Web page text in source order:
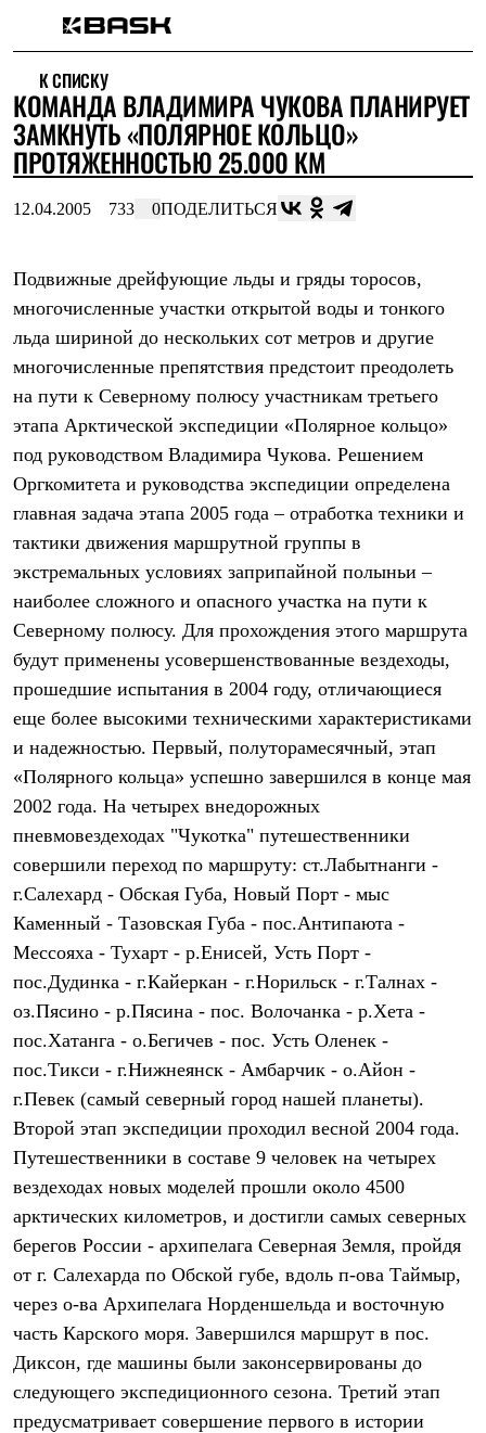
Интернет-магазин
Мужская одежда
Утепленная пухом
Куртки
Брюки
Комбинезоны
Штормовая одежда
Куртки
Софтшелл одежда
Куртки
Брюки
Флисовая одежда
Куртки
Брюки
Жилеты
Термобелье
Теплое термобелье
Легкое термобелье
Лёгкая одежда
Футболки
Толстовки
Брюки
Женская одежда
Утепленная пухом
Куртки
Брюки
Жилеты
Утепленная синтетикой
Брюки
Штормовая одежда
Куртки
Софтшелл одежда
Куртки
Брюки
Рубашки
Футболки
Толстовки
Брюки
Термобелье
Теплое термобелье
Среднее термобелье
Легкое термобелье
Флисовая одежда
Куртки
Брюки
Детская одежда
Утепленная пухом
Комбинезоны
Куртки
Брюки
Утепленная синтетикой
Комбинезоны
Куртки
Лёгкая одежда
Футболки
К СПИСКУ
КОМАНДА ВЛАДИМИРА ЧУКОВА ПЛАНИРУЕТ
ЗАМКНУТЬ «ПОЛЯРНОЕ КОЛЬЦО»
ПРОТЯЖЕННОСТЬЮ 25.000 КМ
12.04.2005 733 0ПОДЕЛИТЬСЯ
Подвижные дрейфующие льды и гряды торосов,
многочисленные участки открытой воды и тонкого
льда шириной до нескольких сот метров и другие
многочисленные препятствия предстоит преодолеть
на пути к Северному полюсу участникам третьего
этапа Арктической экспедиции «Полярное кольцо»
под руководством Владимира Чукова. Решением
Оргкомитета и руководства экспедиции определена
главная задача этапа 2005 года – отработка техники и
тактики движения маршрутной группы в
экстремальных условиях заприпайной полыньи –
наиболее сложного и опасного участка на пути к
Северному полюсу. Для прохождения этого маршрута
будут применены усовершенствованные вездеходы,
прошедшие испытания в 2004 году, отличающиеся
еще более высокими техническими характеристиками
и надежностью. Первый, полуторамесячный, этап
«Полярного кольца» успешно завершился в конце мая
2002 года. На четырех внедорожных
пневмовездеходах "Чукотка" путешественники
совершили переход по маршруту: ст.Лабытнанги -
г.Салехард - Обская Губа, Новый Порт - мыс
Каменный - Тазовская Губа - пос.Антипаюта -
Мессояха - Тухарт - р.Енисей, Усть Порт -
пос.Дудинка - г.Кайеркан - г.Норильск - г.Талнах -
оз.Пясино - р.Пясина - пос. Волочанка - р.Хета -
пос.Хатанга - о.Бегичев - пос. Усть Оленек -
пос.Тикси - г.Нижнеянск - Амбарчик - о.Айон -
г.Певек (самый северный город нашей планеты).
Второй этап экспедиции проходил весной 2004 года.
Путешественники в составе 9 человек на четырех
вездеходах новых моделей прошли около 4500
арктических километров, и достигли самых северных
берегов России - архипелага Северная Земля, пройдя
от г. Салехарда по Обской губе, вдоль п-ова Таймыр,
через о-ва Архипелага Норденшельда и восточную
часть Карского моря. Завершился маршрут в пос.
Диксон, где машины были законсервированы до
следующего экспедиционного сезона. Третий этап
предусматривает совершение первого в истории